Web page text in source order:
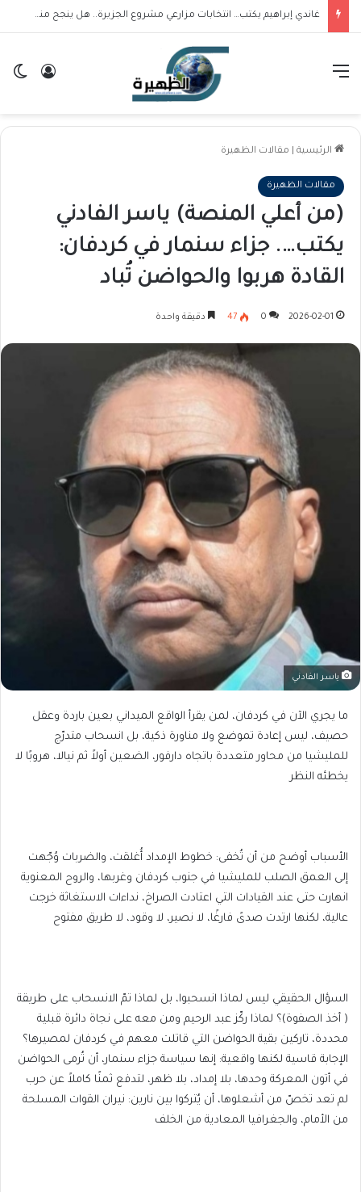
تسجيل القائمة
الرئيسية مقالات الظهيرة
مقالات الظهيرة
(من أعلي المنصة) ياسر الفادني
يكتب…. جزاء سنمار في كردفان:
القادة هربوا والحواضن تُباد
2026-02-01
0
47 دقيقة واحدة
ياسر الفادني
ما يجري الآن في كردفان، لمن يقرأ الواقع الميداني بعين باردة وعقل
حصيف، ليس إعادة تموضع ولا مناورة ذكية، بل انسحاب متدرّج
للمليشيا من محاور متعددة باتجاه دارفور، الضعين أولاً ثم نيالا، هروبًا لا
يخطئه النظر
الأسباب أوضح من أن تُخفى: خطوط الإمداد أُغلقت، والضربات وُجّهت
إلى العمق الصلب للمليشيا في جنوب كردفان وغربها، والروح المعنوية
انهارت حتى عند القيادات التي اعتادت الصراخ، نداءات الاستغاثة خرجت
عالية، لكنها ارتدت صدىً فارغًا، لا نصير، لا وقود، لا طريق مفتوح
السؤال الحقيقي ليس لماذا انسحبوا، بل لماذا تمّ الانسحاب على طريقة
( أخذ الصفوة)؟ لماذا ركّز عبد الرحيم ومن معه على نجاة دائرة قبلية
محددة، تاركين بقية الحواضن التي قاتلت معهم في كردفان لمصيرها؟
الإجابة قاسية لكنها واقعية: إنها سياسة جزاء سنمار، أن تُرمى الحواضن
في أتون المعركة وحدها، بلا إمداد، بلا ظهر، لتدفع ثمنًا كاملاً عن حرب
لم تعد تخصّ من أشعلوها، أن يُتركوا بين نارين: نيران القوات المسلحة
من الأمام، والجغرافيا المعادية من الخلف